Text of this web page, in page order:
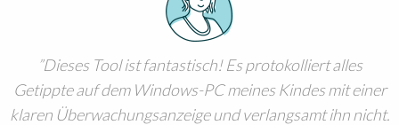
Dieses Tool ist fantastisch! Es protokolliert alles
Getippte auf dem Windows-PC meines Kindes mit einer
klaren Überwachungsanzeige und verlangsamt ihn nicht.